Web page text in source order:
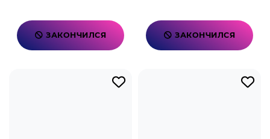
ЗАКОНЧИЛСЯ ЗАКОНЧИЛСЯ